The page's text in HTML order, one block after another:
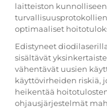
laitteiston
optimaaliset
Edistyneet
sisältävät
vähentävät uusien
käyttövirheiden riskiä,
heikentää
ohjausjärjestelmät